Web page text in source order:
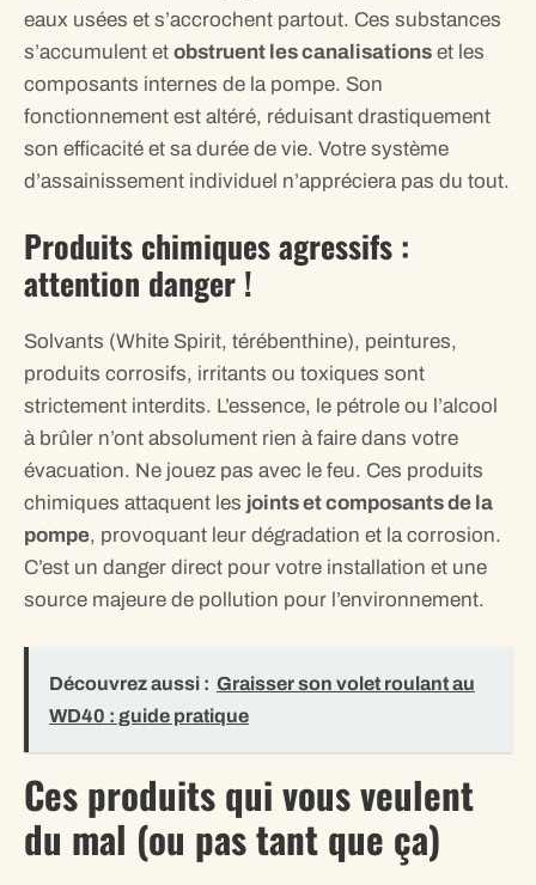
eaux usées et s’accrochent partout. Ces substances
s’accumulent et obstruent les canalisations et les
composants internes de la pompe. Son
fonctionnement est altéré, réduisant drastiquement
son efficacité et sa durée de vie. Votre système
d’assainissement individuel n’appréciera pas du tout.
Produits chimiques agressifs :
attention danger !
Solvants (White Spirit, térébenthine), peintures,
produits corrosifs, irritants ou toxiques sont
strictement interdits. L’essence, le pétrole ou l’alcool
à brûler n’ont absolument rien à faire dans votre
évacuation. Ne jouez pas avec le feu. Ces produits
chimiques attaquent les joints et composants de la
pompe, provoquant leur dégradation et la corrosion.
C’est un danger direct pour votre installation et une
source majeure de pollution pour l’environnement.
Découvrez aussi : Graisser son volet roulant au
WD40 : guide pratique
Ces produits qui vous veulent
du mal (ou pas tant que ça)